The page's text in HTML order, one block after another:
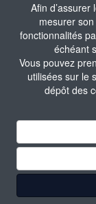
Afin
mesurer
fonctionnalités
échéant
Vous pouvez
utilisées sur le
dépôt des